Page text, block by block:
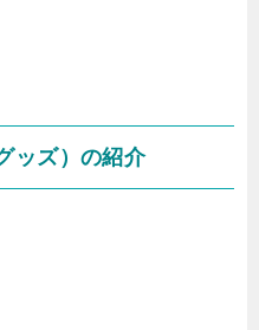
ッズ）の紹介